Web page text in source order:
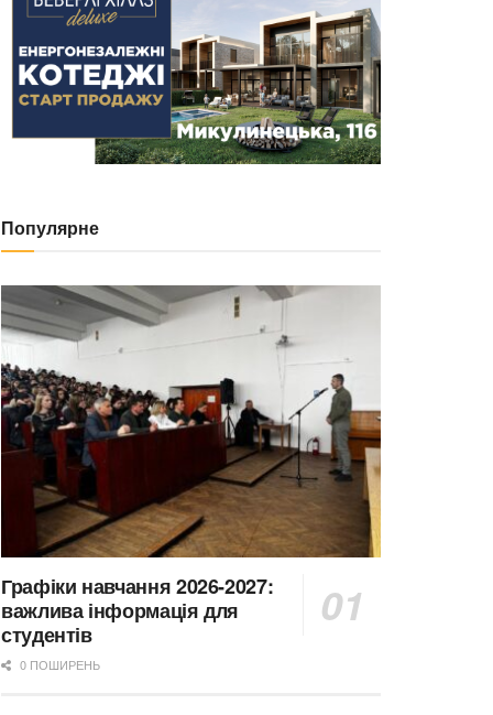
Популярне
Графіки навчання 2026-2027:
важлива інформація для
студентів
0 ПОШИРЕНЬ